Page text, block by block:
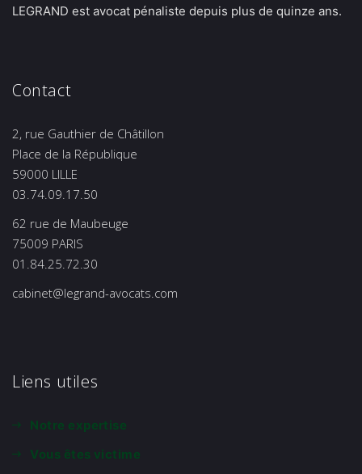
LEGRAND est avocat pénaliste depuis plus de quinze ans.
Contact
2, rue Gauthier de Châtillon
Place de la République
59000 LILLE
03.74.09.17.50
62 rue de Maubeuge
75009 PARIS
01.84.25.72.30
cabinet@legrand-avocats.com
Liens utiles
Notre expertise
Vous êtes victime